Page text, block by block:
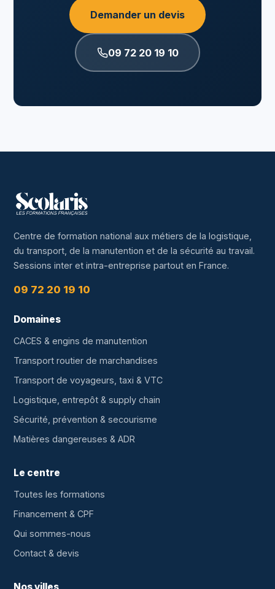
Demander un devis
09 72 20 19 10
Centre de formation national aux métiers de la logistique,
du transport, de la manutention et de la sécurité au travail.
Sessions inter et intra-entreprise partout en France.
09 72 20 19 10
Domaines
CACES & engins de manutention
Transport routier de marchandises
Transport de voyageurs, taxi & VTC
Logistique, entrepôt & supply chain
Sécurité, prévention & secourisme
Matières dangereuses & ADR
Le centre
Toutes les formations
Financement & CPF
Qui sommes-nous
Contact & devis